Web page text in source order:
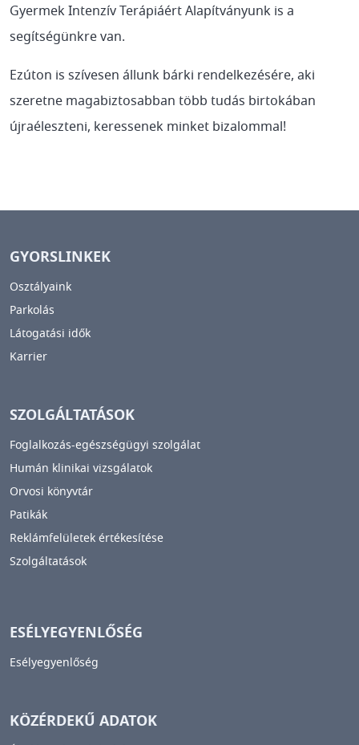
Gyermek Intenzív Terápiáért Alapítványunk is a
segítségünkre van.
Ezúton is szívesen állunk bárki rendelkezésére, aki
szeretne magabiztosabban több tudás birtokában
újraéleszteni, keressenek minket bizalommal!
GYORSLINKEK
Osztályaink
Parkolás
Látogatási idők
Karrier
SZOLGÁLTATÁSOK
Foglalkozás-egészségügyi szolgálat
Humán klinikai vizsgálatok
Orvosi könyvtár
Patikák
Reklámfelületek értékesítése
Szolgáltatások
ESÉLYEGYENLŐSÉG
Esélyegyenlőség
KÖZÉRDEKŰ ADATOK